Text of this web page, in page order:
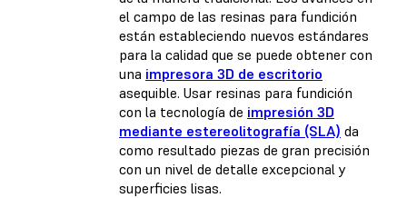
el campo de las resinas para fundición
están estableciendo nuevos estándares
para la calidad que se puede obtener con
una impresora 3D de escritorio
asequible. Usar resinas para fundición
con la tecnología de impresión 3D
mediante estereolitografía (SLA) da
como resultado piezas de gran precisión
con un nivel de detalle excepcional y
superficies lisas.